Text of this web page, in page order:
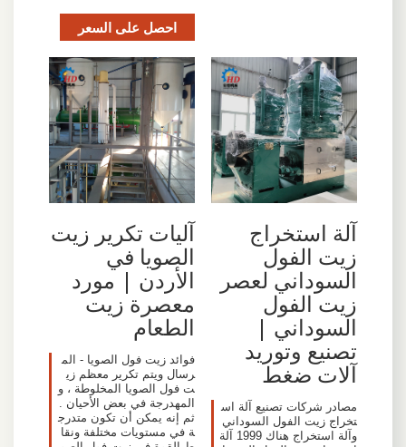
احصل على السعر
آلة استخراج
زيت الفول
السوداني لعصر
زيت الفول
السوداني |
تصنيع وتوريد
آلات ضغط
مصادر شركات تصنيع آلة اس
تخراج زيت الفول السوداني
وآلة استخراج هناك 1999 آلة
آليات تكرير زيت
الصويا في
الأردن | مورد
معصرة زيت
الطعام
فوائد زيت فول الصويا - الم
رسال ويتم تكرير معظم زي
ت فول الصويا المخلوطة ، و
المهدرجة في بعض الأحيان .
ثم إنه يمكن أن تكون متدرج
ة في مستويات مختلفة ونقا